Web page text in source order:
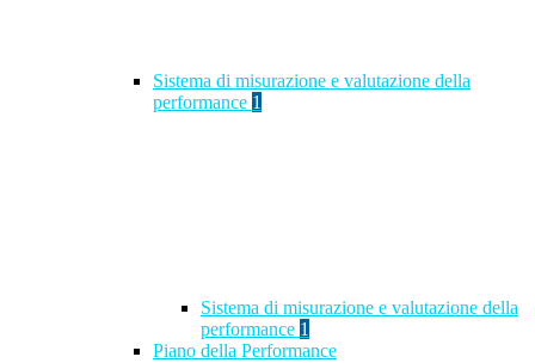
Sistema di misurazione e valutazione della
performance 1
Sistema di misurazione e valutazione della
performance 1
Piano della Performance